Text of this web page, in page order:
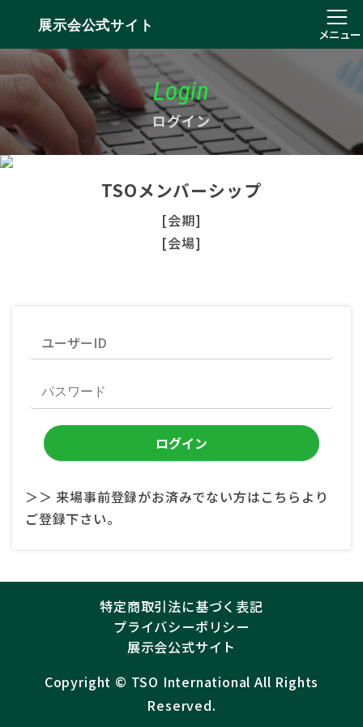
展示会公式サイト
メニュー
Login
ログイン
TSOメンバーシップ
[会期]
[会場]
＞＞ 来場事前登録がお済みでない方はこちらより
ご登録下さい。
特定商取引法に基づく表記
プライバシーポリシー
展示会公式サイト
Copyright ©︎ TSO International All Rights
Reserved.